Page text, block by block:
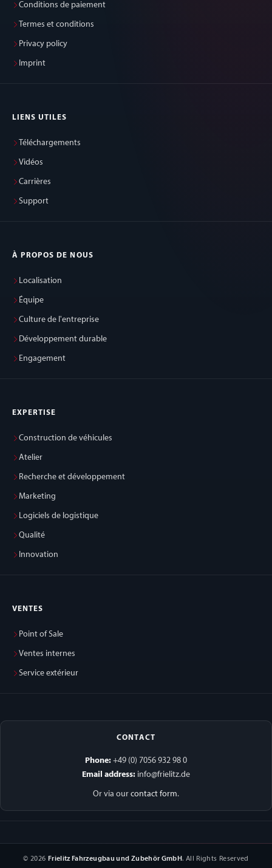
Conditions de paiement
Termes et conditions
Privacy policy
Imprint
LIENS UTILES
Téléchargements
Vidéos
Carrières
Support
À PROPOS DE NOUS
Localisation
Équipe
Culture de l'entreprise
Développement durable
Engagement
EXPERTISE
Construction de véhicules
Atelier
Recherche et développement
Marketing
Logiciels de logistique
Qualité
Innovation
VENTES
Point of Sale
Ventes internes
Service extérieur
CONTACT
Phone: +49 (0) 7056 932 98 0
Email address: info@frielitz.de
Or via our contact form.
© 2026 Frielitz Fahrzeugbau und Zubehör GmbH. All Rights Reserved